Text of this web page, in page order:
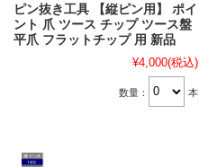
ピン抜き工具 【縦ピン用】 ポイ
ント 爪 ツース チップ ツース盤
平爪 フラットチップ 用 新品
¥4,000(税込)
数量： 本